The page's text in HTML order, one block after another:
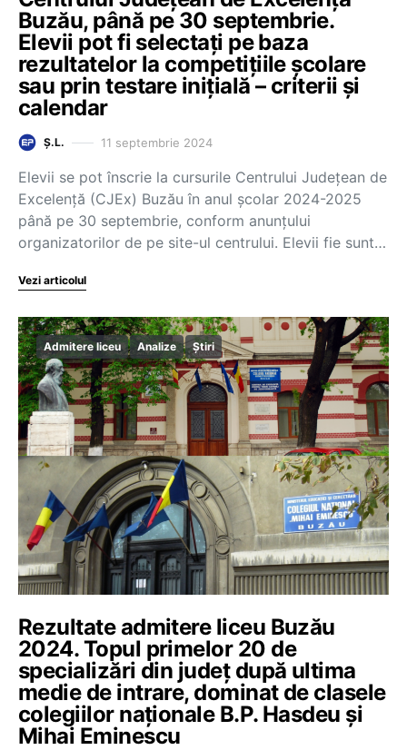
Buzău, până pe 30 septembrie.
Elevii pot fi selectați pe baza
rezultatelor la competițiile școlare
sau prin testare inițială – criterii și
calendar
Ș.L. 11 septembrie 2024
Elevii se pot înscrie la cursurile Centrului Județean de
Excelență (CJEx) Buzău în anul școlar 2024-2025
până pe 30 septembrie, conform anunțului
organizatorilor de pe site-ul centrului. Elevii fie sunt…
Vezi articolul
Admitere liceu Analize Știri
Rezultate admitere liceu Buzău
2024. Topul primelor 20 de
specializări din județ după ultima
medie de intrare, dominat de clasele
colegiilor naționale B.P. Hasdeu și
Mihai Eminescu